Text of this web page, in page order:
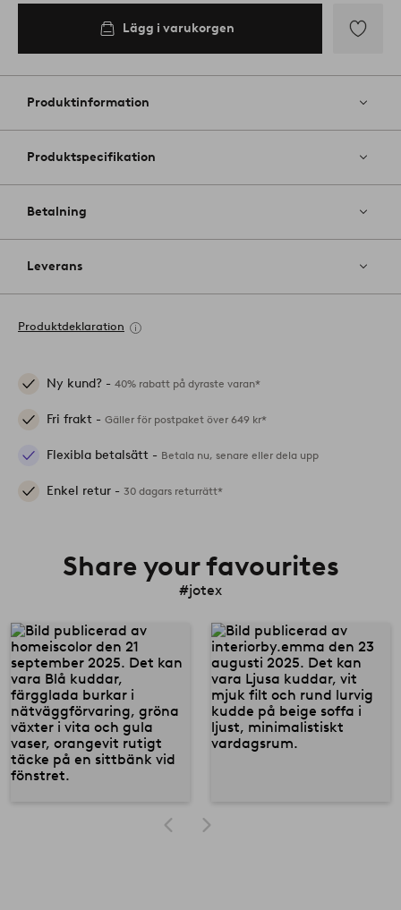
Lägg i varukorgen
till
favoriter
Produktinformation
Produktspecifikation
Betalning
Leverans
Produktdeklaration
Ny kund? - 40% rabatt på dyraste varan*
Fri frakt - Gäller för postpaket över 649 kr*
Flexibla betalsätt - Betala nu, senare eller dela upp
Enkel retur - 30 dagars returrätt*
Share your favourites
#jotex